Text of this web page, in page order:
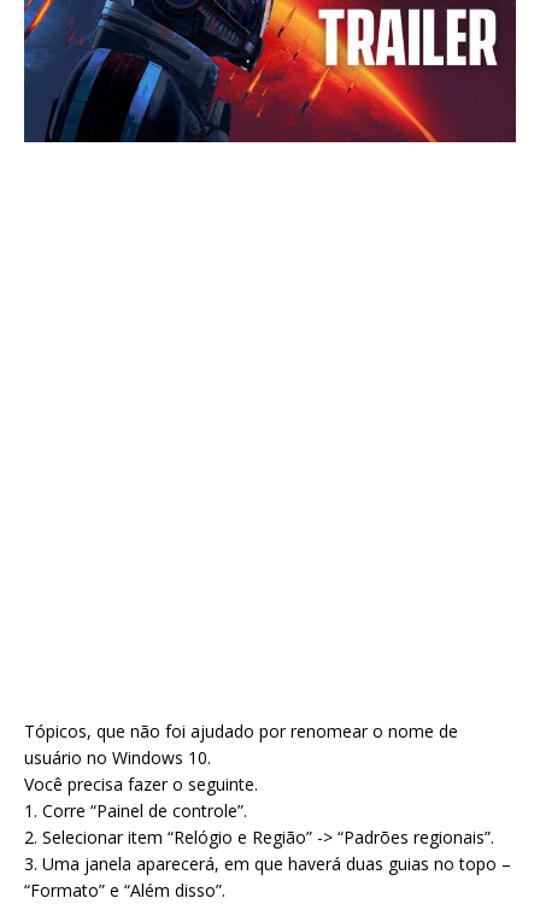
Tópicos, que não foi ajudado por renomear o nome de
usuário no Windows 10.
Você precisa fazer o seguinte.
1. Corre “Painel de controle”.
2. Selecionar item “Relógio e Região” -> “Padrões regionais”.
3. Uma janela aparecerá, em que haverá duas guias no topo –
“Formato” e “Além disso”.